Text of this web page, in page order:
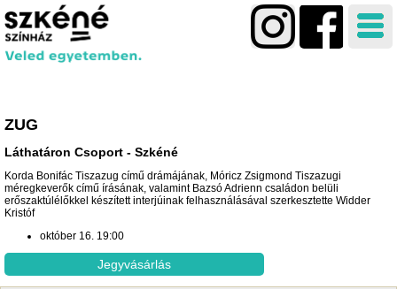
ZUG
Láthatáron Csoport Szkéné
Korda Bonifác Tiszazug című drámájának, Móricz Zsigmond Tiszazugi
méregkeverők című írásának, valamint Bazsó Adrienn családon belüli
erőszaktúlélőkkel készített interjúinak felhasználásával szerkesztette Widder
Kristóf
október 16. 19:00
Jegyvásárlás